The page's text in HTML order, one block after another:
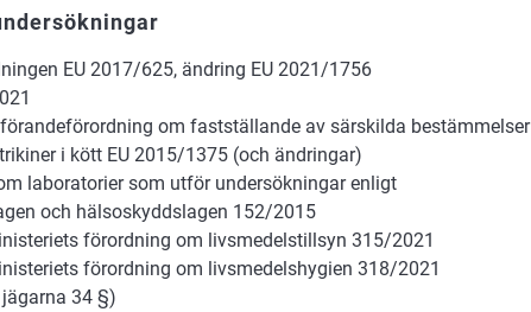
EU 2017/625, ändring EU 2021/1756
om fastställande av särskilda bestämmelser
i kött EU 2015/1375 (och ändringar)
laboratorier som utför undersökningar enligt
och hälsoskyddslagen 152/2015
förordning om livsmedelstillsyn 315/2021
förordning om livsmedelshygien 318/2021
34 §)